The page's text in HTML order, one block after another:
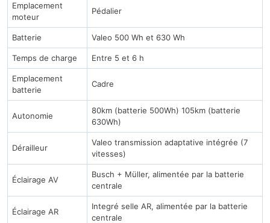
Emplacement
moteur
Pédalier
Batterie Valeo 500 Wh et 630 Wh
Temps de charge Entre 5 et 6 h
Emplacement
batterie
Cadre
Autonomie
80km (batterie 500Wh) 105km (batterie
630Wh)
Dérailleur
Valeo transmission adaptative intégrée (7
vitesses)
Éclairage AV
Busch + Müller, alimentée par la batterie
centrale
Éclairage AR
Integré selle AR, alimentée par la batterie
centrale